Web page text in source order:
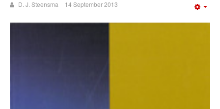
D. J. Steensma 14 September 2013